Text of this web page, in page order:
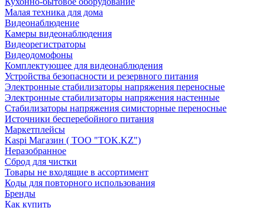
Малая техника для дома
Видеонаблюдение
Камеры видеонаблюдения
Видеорегистраторы
Видеодомофоны
Комплектующее для видеонаблюдения
Устройства безопасности и резервного питания
Электронные стабилизаторы напряжения переносные
Электронные стабилизаторы напряжения настенные
Стабилизаторы напряжения симисторные переносные
Источники бесперебойного питания
Маркетплейсы
Kaspi Магазин ( ТОО "TOK.KZ")
Неразобранное
Сброд для чистки
Товары не входящие в ассортимент
Коды для повторного использования
Бренды
Как купить